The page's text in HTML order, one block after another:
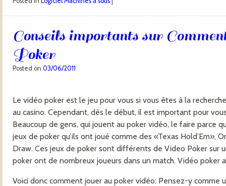
Conseils importants sur
Poker
Posted on 03/06/2011
Le vidéo poker est le jeu pour vous si vous êtes à la
au casino. Cependant, dès le début, il est important pour
Beaucoup de gens, qui jouent au poker vidéo, le faire parce
jeux de poker qu’ils ont joué comme des «Texas Hold’Em»,
Draw. Ces jeux de poker sont différents de Video Poker sur
poker ont de nombreux joueurs dans un match. Vidéo poker
Voici donc comment jouer au poker vidéo: Pensez-y comme